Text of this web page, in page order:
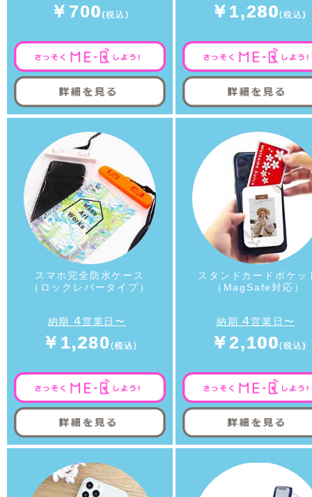
￥700 ￥1,280
スマホ完全防水ケース
（ロックレバータイプ）
納期 4営業日〜
￥1,280
スタンドカードポケッ
（MagSafe対応）
納期4営業日〜
￥2,100